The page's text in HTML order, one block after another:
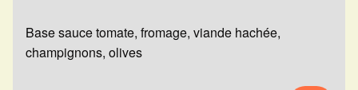
Base sauce tomate, fromage, viande hachée,
champignons, olives